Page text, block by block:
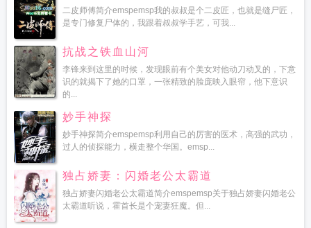
二皮师傅简介emspemsp我的叔叔是个二皮匠，也就是缝尸匠，
是专门修复尸体的，我跟着叔叔学手艺，可我...
抗战之铁血山河
李锋来到这里的时候，发现眼前有个美女对他动刀动叉的，下意
识的就揭下了她的口罩，一张精致的脸庞映入眼帘，他下意识
的...
妙手神探
妙手神探简介emspemsp利用自己的厉害的医术，高强的武功，
过人的侦探能力，横走整个华国。emsp...
独占娇妻：闪婚老公太霸道
独占娇妻闪婚老公太霸道简介emspemsp关于独占娇妻闪婚老公
太霸道听说，霍首长是个宠妻狂魔。但...